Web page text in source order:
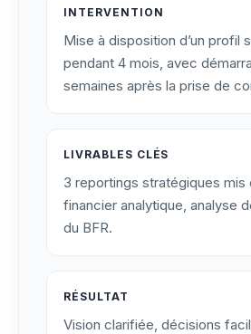
INTERVENTION
Mise à disposition d’un profil
pendant 4 mois, avec
semaines après la prise de
LIVRABLES CLÉS
3 reportings stratégiques mis
financier analytique, analyse
du BFR.
RÉSULTAT
Vision clarifiée, décisions